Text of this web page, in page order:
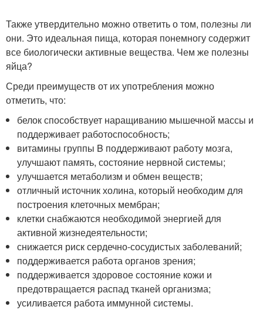
Также утвердительно можно ответить о том, полезны ли
они. Это идеальная пища, которая понемногу содержит
все биологически активные вещества. Чем же полезны
яйца?
Среди преимуществ от их употребления можно
отметить, что:
белок способствует наращиванию мышечной массы и
поддерживает работоспособность;
витамины группы B поддерживают работу мозга,
улучшают память, состояние нервной системы;
улучшается метаболизм и обмен веществ;
отличный источник холина, который необходим для
построения клеточных мембран;
клетки снабжаются необходимой энергией для
активной жизнедеятельности;
снижается риск сердечно-сосудистых заболеваний;
поддерживается работа органов зрения;
поддерживается здоровое состояние кожи и
предотвращается распад тканей организма;
усиливается работа иммунной системы.